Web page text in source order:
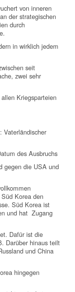
von inneren
der strategischen
durch
in wirklich jedem
seit
zwei sehr
Kriegsparteien
Vaterländischer
des Ausbruchs
gegen die USA und
Korea den
Süd Korea ist
und hat Zugang
Dafür ist die
Darüber hinaus teilt
und China
hingegen